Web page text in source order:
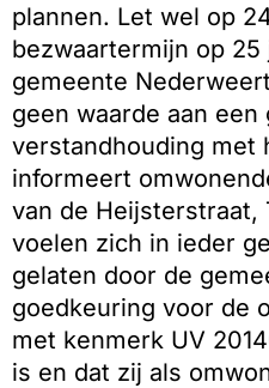
plannen. Let wel op
bezwaartermijn op
gemeente
geen waarde aan een
verstandhouding met
informeert
van de Heijsterstraat,
voelen zich in ieder
gelaten door de
goedkeuring voor de
met kenmerk UV
is en dat zij als